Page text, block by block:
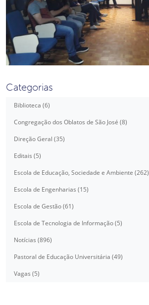
Categorias
Biblioteca (6)
Congregação dos Oblatos de São José (8)
Direção Geral (35)
Editais (5)
Escola de Educação, Sociedade e Ambiente (262)
Escola de Engenharias (15)
Escola de Gestão (61)
Escola de Tecnologia de Informação (5)
Notícias (896)
Pastoral de Educação Universitária (49)
Vagas (5)